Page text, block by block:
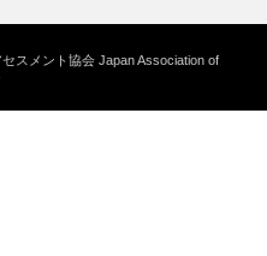
スメント協会 Japan Association of